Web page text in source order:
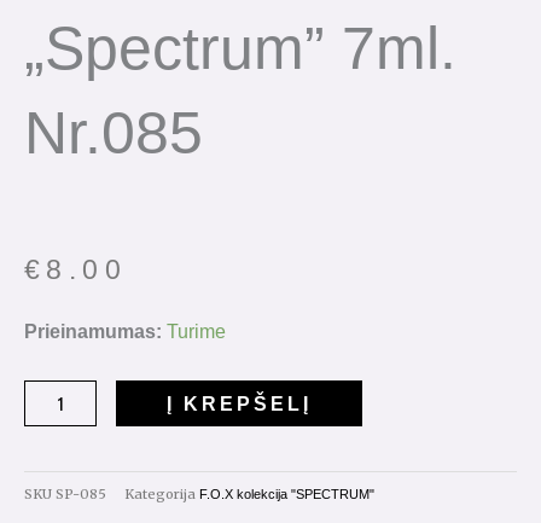
„Spectrum” 7ml.
Nr.085
€ 8.00
Prieinamumas: Turime
produkto
Gelinis
lakas
7ml.
Į KREPŠELĮ
SKU SP-085 Kategorija F.O.X kolekcija "SPECTRUM"